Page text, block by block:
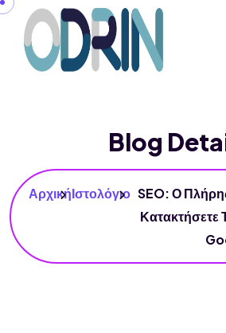
Blog
ΑρχικήΙστολόγιο SEO: Ο
Κατακτήσετε